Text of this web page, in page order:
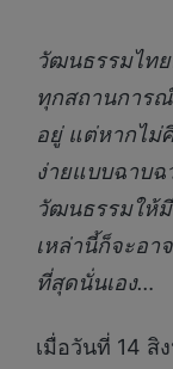
วัฒนธรรมไท
ทุกสถานการณ์
อยู่ แต่หากไม่
ง่ายแบบฉาบ
วัฒนธรรมให้
เหล่านี้ก็จะอา
ที่สุดนั่นเอง…
เมื่อวันที่ 14 สิ